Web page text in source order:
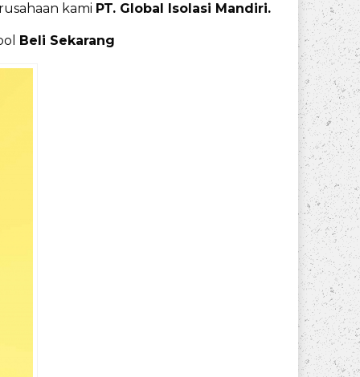
kami PT. Global Isolasi Mandiri.
Beli Sekarang